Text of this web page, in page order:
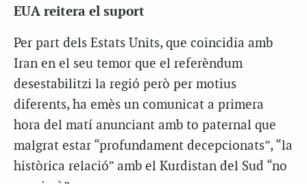
EUA reitera el suport
Per part dels Estats Units, que coincidia amb
Iran en el seu temor que el referèndum
desestabilitzi la regió però per motius
diferents, ha emès un comunicat a primera
hora del matí anunciant amb to paternal que
malgrat estar “profundament decepcionats”, “la
històrica relació” amb el Kurdistan del Sud “no